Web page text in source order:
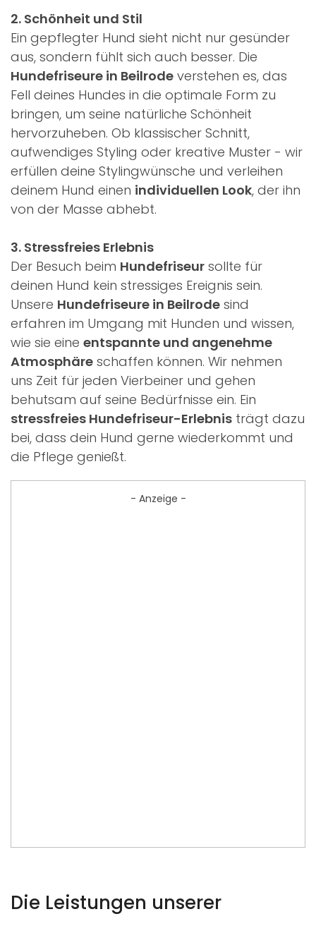
2. Schönheit und Stil
Ein gepflegter Hund sieht nicht nur gesünder
aus, sondern fühlt sich auch besser. Die
Hundefriseure in Beilrode verstehen es, das
Fell deines Hundes in die optimale Form zu
bringen, um seine natürliche Schönheit
hervorzuheben. Ob klassischer Schnitt,
aufwendiges Styling oder kreative Muster - wir
erfüllen deine Stylingwünsche und verleihen
deinem Hund einen individuellen Look, der ihn
von der Masse abhebt.
3. Stressfreies Erlebnis
Der Besuch beim Hundefriseur sollte für
deinen Hund kein stressiges Ereignis sein.
Unsere Hundefriseure in Beilrode sind
erfahren im Umgang mit Hunden und wissen,
wie sie eine entspannte und angenehme
Atmosphäre schaffen können. Wir nehmen
uns Zeit für jeden Vierbeiner und gehen
behutsam auf seine Bedürfnisse ein. Ein
stressfreies Hundefriseur-Erlebnis trägt dazu
bei, dass dein Hund gerne wiederkommt und
die Pflege genießt.
- Anzeige -
Die Leistungen unserer